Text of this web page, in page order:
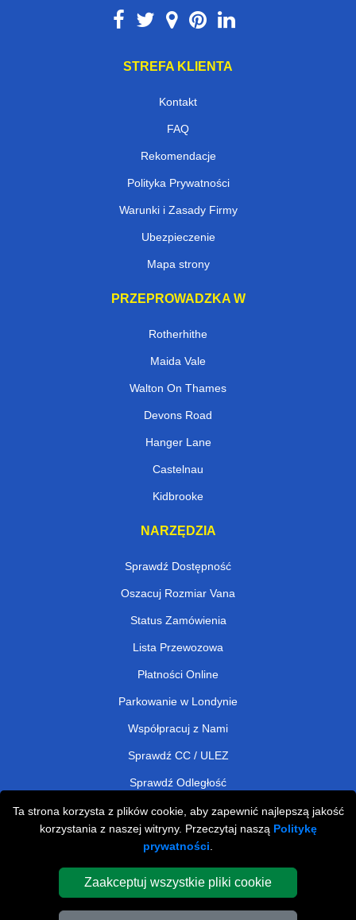
Ta strona korzysta z plików cookie, aby zapewnić najlepszą jakość
korzystania z naszej witryny. Przeczytaj naszą Politykę
prywatności
Zaakceptuj wszystkie pliki cookie
STREFA KLIENTA
Kontakt
FAQ
Rekomendacje
Polityka Prywatności
Warunki i Zasady Firmy
Ubezpieczenie
Mapa strony
PRZEPROWADZKA W
Rotherhithe
Maida Vale
Walton On Thames
Devons Road
Hanger Lane
Castelnau
Kidbrooke
NARZĘDZIA
Sprawdź Dostępność
Oszacuj Rozmiar Vana
Status Zamówienia
Lista Przewozowa
Płatności Online
Parkowanie w Londynie
Współpracuj z Nami
Sprawdź CC / ULEZ
Sprawdź Odległość
Man and Van Removals